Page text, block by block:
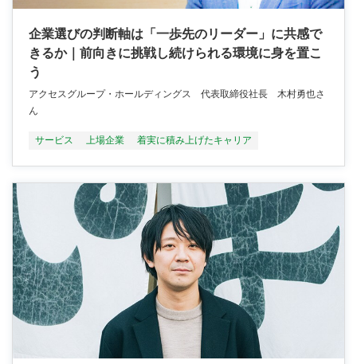
企業選びの判断軸は「一歩先のリーダー」に共感で
きるか｜前向きに挑戦し続けられる環境に身を置こ
う
アクセスグループ・ホールディングス 代表取締役社長 木村勇也さ
ん
サービス 上場企業 着実に積み上げたキャリア